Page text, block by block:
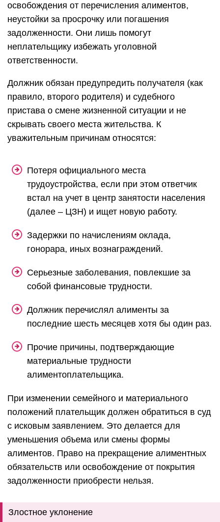
освобождения от перечисления алиментов,
неустойки за просрочку или погашения
задолженности. Они лишь помогут
неплательщику избежать уголовной
ответственности.
Должник обязан предупредить получателя (как
правило, второго родителя) и судебного
пристава о смене жизненной ситуации и не
скрывать своего места жительства. К
уважительным причинам относятся:
Потеря официального места
трудоустройства, если при этом ответчик
встал на учет в центр занятости населения
(далее – ЦЗН) и ищет новую работу.
Задержки по начислениям оклада,
гонорара, иных вознаграждений.
Серьезные заболевания, повлекшие за
собой финансовые трудности.
Должник перечислял алименты за
последние шесть месяцев хотя бы один раз.
Прочие причины, подтверждающие
материальные трудности
алиментоплательщика.
При изменении семейного и материального
положений плательщик должен обратиться в суд
с исковым заявлением. Это делается для
уменьшения объема или смены формы
алиментов. Право на прекращение алиментных
обязательств или освобождение от покрытия
задолженности приобрести нельзя.
Злостное уклонение